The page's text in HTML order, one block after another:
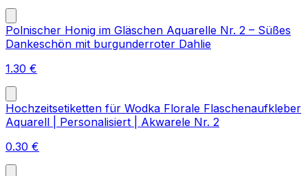
Polnischer Honig im Gläschen Aquarelle Nr. 2 – Süßes
Dankeschön mit burgunderroter Dahlie
1.30 €
Hochzeitsetiketten für Wodka Florale Flaschenaufkleber
Aquarell | Personalisiert | Akwarele Nr. 2
0.30 €